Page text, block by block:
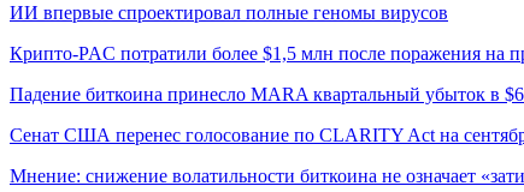
ИИ впервые спроектировал полные геномы вирусов
Крипто-PAC потратили более $1,5 млн после поражения на
Падение биткоина принесло MARA квартальный убыток в
Сенат США перенес голосование по CLARITY Act на
Мнение: снижение волатильности биткоина не означает